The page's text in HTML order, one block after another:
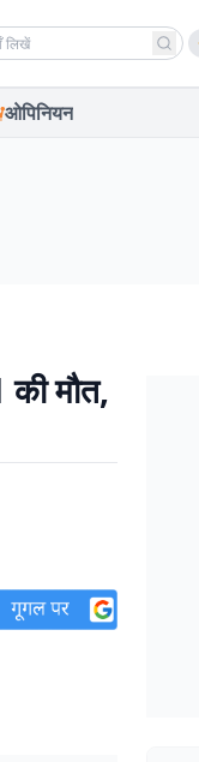
news
ओपिनियन
की मौत,